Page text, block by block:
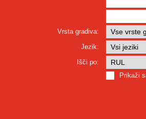
Vrsta gradiva:
Jezik:
Išči po:
Prikaži